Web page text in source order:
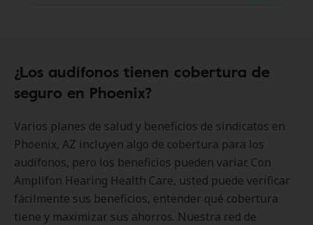
¿Los audífonos tienen cobertura de
seguro en Phoenix?
Varios planes de salud y beneficios de sindicatos en
Phoenix, AZ incluyen algo de cobertura para los
audífonos, pero los beneficios pueden variar. Con
Amplifon Hearing Health Care, usted puede verificar
fácilmente sus beneficios, entender qué cobertura
tiene y maximizar sus ahorros. Nuestra red de